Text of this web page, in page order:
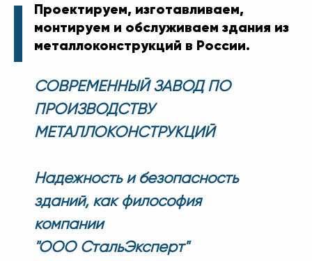
Проектируем, изготавливаем,
монтируем и обслуживаем здания из
металлоконструкций в России.
СОВРЕМЕННЫЙ ЗАВОД ПО
ПРОИЗВОДСТВУ
МЕТАЛЛОКОНСТРУКЦИЙ
Надежность и безопасность
зданий, как философия
компании
"ООО СтальЭксперт"